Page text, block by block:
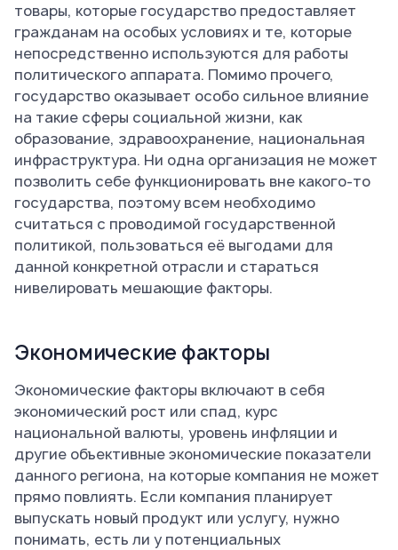
товары, которые государство предоставляет
гражданам на особых условиях и те, которые
непосредственно используются для работы
политического аппарата. Помимо прочего,
государство оказывает особо сильное влияние
на такие сферы социальной жизни, как
образование, здравоохранение, национальная
инфраструктура. Ни одна организация не может
позволить себе функционировать вне какого-то
государства, поэтому всем необходимо
считаться с проводимой государственной
политикой, пользоваться её выгодами для
данной конкретной отрасли и стараться
нивелировать мешающие факторы.
Экономические факторы
Экономические факторы включают в себя
экономический рост или спад, курс
национальной валюты, уровень инфляции и
другие объективные экономические показатели
данного региона, на которые компания не может
прямо повлиять. Если компания планирует
выпускать новый продукт или услугу, нужно
понимать, есть ли у потенциальных